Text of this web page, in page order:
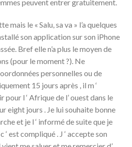
peuvent entrer gratuitement.
le « Salu, sa va » l’a quelques
son application sur son iPhone
Bref elle n’a plus le moyen de
(pour le moment ?). Ne
personnelles ou de
15 jours après , il m ‘
pour l ‘ Afrique de l’ ouest dans le
eight jours . Je lui souhaite bonne
et je l ‘ informé de suite que je
‘ est compliqué . J ‘ accepte son